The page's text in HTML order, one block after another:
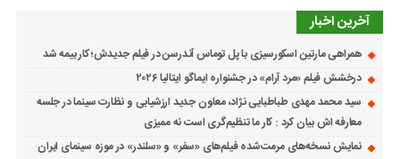
آخرین اخبار
همراهی مارتین اسکورسیزی با پل توماس ٱندرسن در فیلم جدیدش؛ کار بیمه شد
درخشش فیلم «مرد آرام» در جشنواره ایماگو ایتالیا ۲۰۲۶
سید محمد مهدی طباطبایی نژاد، معاون جدید ارزشیابی و نظارت سینما در جلسه
معارفه اش بیان کرد : کار ما تنظیم‌گری است نه ممیزی
نمایش نسخه‌های مرمت‌شده فیلم‌های «سفر» و «سلندر» در موزه سینمای ایران